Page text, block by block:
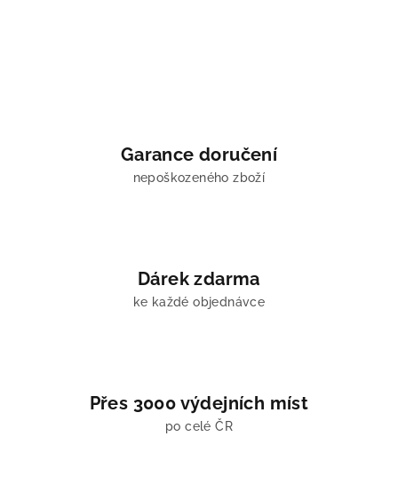
Garance doručení
nepoškozeného zboží
Dárek zdarma
ke každé objednávce
Přes 3000 výdejních míst
po celé ČR